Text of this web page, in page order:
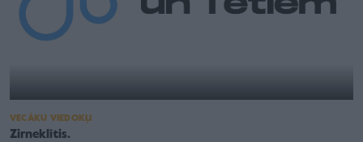
VECĀKU VIEDOKĻI
Zirneklītis.